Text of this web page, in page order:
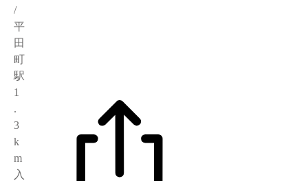
/
平
田
町
駅
1
.
3
k
m
入